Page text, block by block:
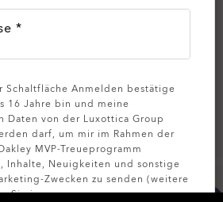
*
Schaltfläche Anmelden bestätige
16 Jahre bin und meine
Daten von der Luxottica Group
darf, um mir im Rahmen der
MVP-Treueprogramm
Inhalte, Neuigkeiten und sonstige
Zwecken zu senden (weitere
Sie in unserer